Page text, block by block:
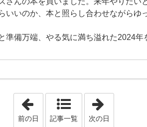
いいのか、本と照らし合わせながらゆ
準備万端、やる気に満ち溢れた2024年
「2023年12月11日」
前の日 記事一覧 次の日